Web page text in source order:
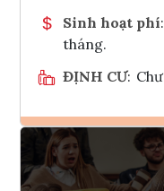
Sinh hoạt phí:
tháng.
ĐỊNH CƯ: